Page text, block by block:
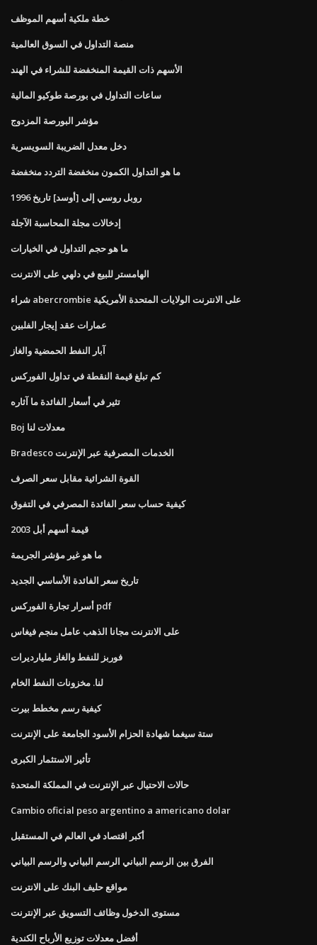
خطة ملكية أسهم الموظف
منصة التداول في السوق العالمية
الأسهم ذات القيمة المنخفضة للشراء في الهند
ساعات التداول في بورصة طوكيو المالية
مؤشر البورصة المزدوج
دخل معدل الضريبة السويسرية
ما هو التداول الكمون منخفضة التردد منخفضة
روبل روسي إلى [أوسد] تاريخ 1996
إدخالات مجلة المحاسبة الآجلة
ما هو حجم التداول في الخيارات
الهامستر للبيع في دلهي على الانترنت
شراء abercrombie على الانترنت الولايات المتحدة الأمريكية
عمارات عقد إيجار الفلبين
آبار النفط الحمضية والغاز
كم تبلغ قيمة النقطة في تداول الفوركس
تثير في أسعار الفائدة ما آثاره
Boj معدلات لنا
Bradesco الخدمات المصرفية عبر الإنترنت
القوة الشرائية مقابل سعر الصرف
كيفية حساب سعر الفائدة المصرفي في التفوق
قيمة أسهم أبل 2003
ما هو غير مؤشر الجريمة
تاريخ سعر الفائدة الأساسي الجديد
أسرار تجارة الفوركس pdf
على الانترنت مجانا الذهب عامل منجم فيغاس
فوربز للنفط والغاز مليارديرات
لنا. مخزونات النفط الخام
كيفية رسم مخطط بيرت
ستة سيغما شهادة الحزام الأسود الجامعة على الإنترنت
تأثير الاستثمار الكبرى
حالات الاحتيال عبر الإنترنت في المملكة المتحدة
Cambio oficial peso argentino a americano dolar
أكبر اقتصاد في العالم في المستقبل
الفرق بين الرسم البياني الرسم البياني والرسم البياني
مواقع حليف البنك على الانترنت
مستوى الدخول وظائف التسويق عبر الإنترنت
أفضل معدلات توزيع الأرباح الكندية